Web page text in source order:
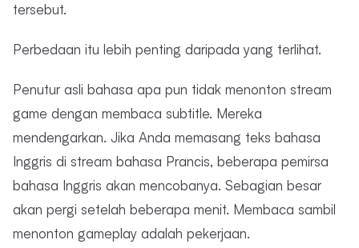
tersebut.
Perbedaan itu lebih penting daripada yang terlihat.
Penutur asli bahasa apa pun tidak menonton stream
game dengan membaca subtitle. Mereka
mendengarkan. Jika Anda memasang teks bahasa
Inggris di stream bahasa Prancis, beberapa pemirsa
bahasa Inggris akan mencobanya. Sebagian besar
akan pergi setelah beberapa menit. Membaca sambil
menonton gameplay adalah pekerjaan.